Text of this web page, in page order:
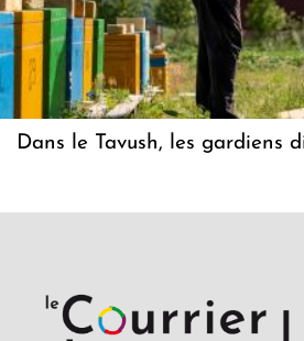
Dans le Tavush, les gardiens